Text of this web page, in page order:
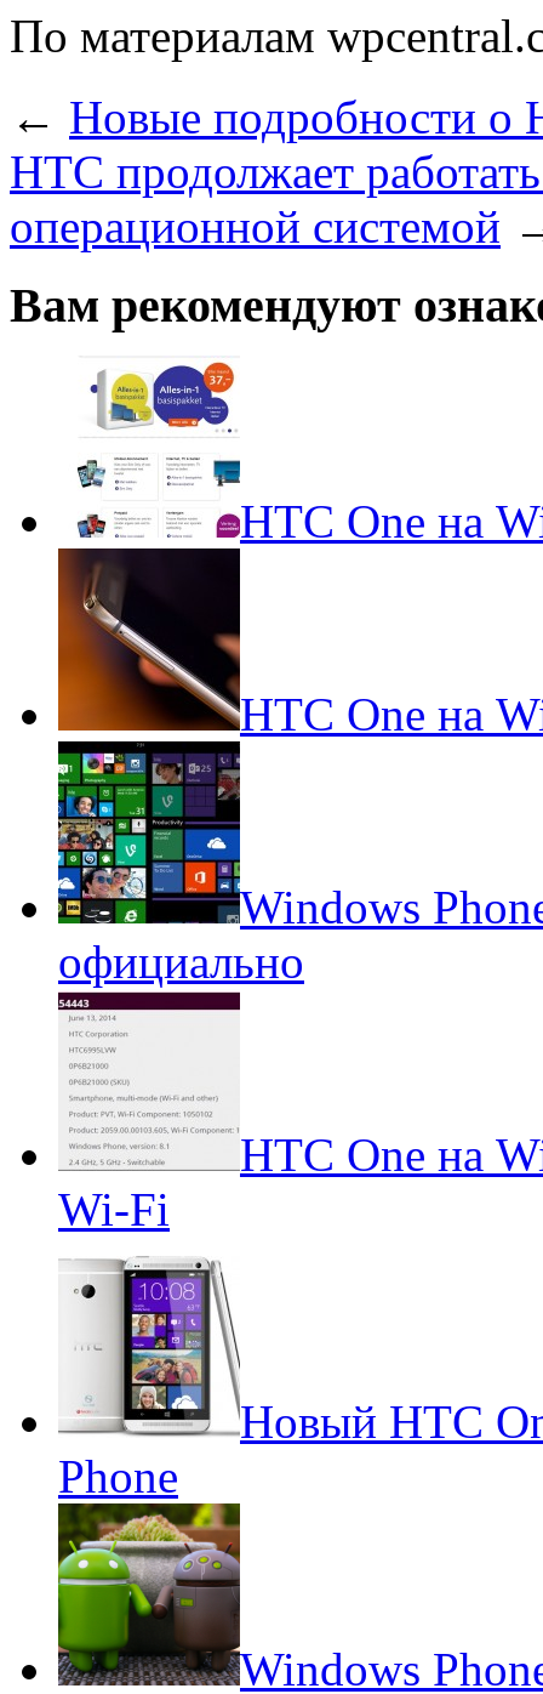
По материалам
← Новые подробности о
HTC продолжает
операционной системой
Вам рекомендуют
HTC One на
HTC One на
Windows
официально
HTC One на
Wi-Fi
Новый HTC
Phone
Windows